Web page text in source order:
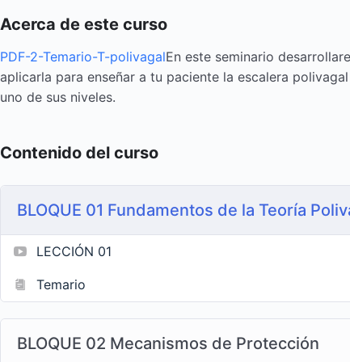
Acerca de este curso
PDF-2-Temario-T-polivagalEn este seminario
aplicarla para enseñar a tu paciente la escalera
uno de sus niveles.
Contenido del curso
BLOQUE 01 Fundamentos de la Teoría
LECCIÓN 01
Temario
BLOQUE 02 Mecanismos de Protección